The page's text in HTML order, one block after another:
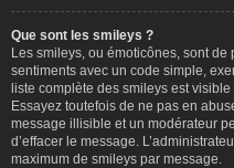
Que sont les smileys ?
Les smileys, ou émoticônes, sont
sentiments avec un code simple,
liste complète des smileys est
Essayez toutefois de ne pas en
message illisible et un modérateur
d’effacer le message.
maximum de smileys par message.